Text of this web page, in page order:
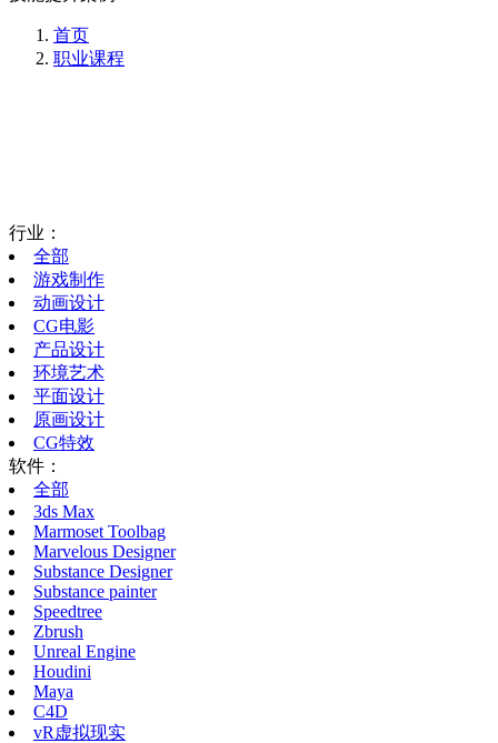
首页
职业课程
行业：
全部
游戏制作
动画设计
CG电影
产品设计
环境艺术
平面设计
原画设计
CG特效
软件：
全部
3ds Max
Marmoset Toolbag
Marvelous Designer
Substance Designer
Substance painter
Speedtree
Zbrush
Unreal Engine
Houdini
Maya
C4D
vR虚拟现实